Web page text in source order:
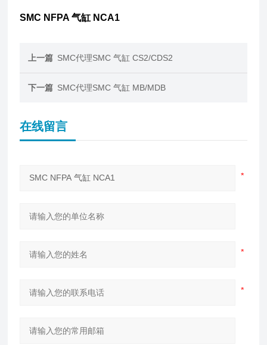
SMC NFPA 气缸 NCA1
上一篇 SMC代理SMC 气缸 CS2/CDS2
下一篇 SMC代理SMC 气缸 MB/MDB
在线留言